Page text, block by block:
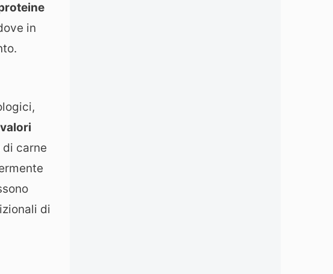
in
valori
carne
di